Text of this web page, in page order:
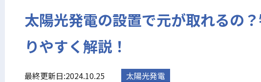
太陽光発電の設置で元が取れるの
りやすく解説！
最終更新日:2024.10.25 太陽光発電